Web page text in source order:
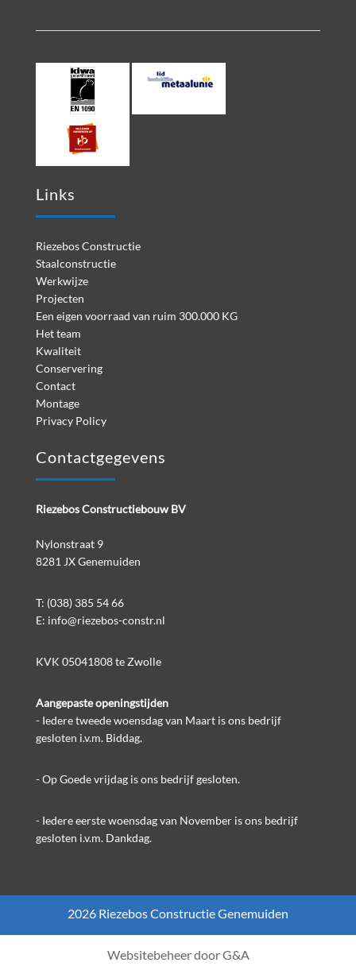
Links
Riezebos Constructie
Staalconstructie
Werkwijze
Projecten
Een eigen voorraad van ruim 300.000 KG
Het team
Kwaliteit
Conservering
Contact
Montage
Privacy Policy
Contactgegevens
Riezebos Constructiebouw BV
Nylonstraat 9
8281 JX Genemuiden
T: (038) 385 54 66
E: info@riezebos-constr.nl
KVK 05041808 te Zwolle
Aangepaste openingstijden
- Iedere tweede woensdag van Maart is ons bedrijf
gesloten i.v.m. Biddag.
- Op Goede vrijdag is ons bedrijf gesloten.
- Iedere eerste woensdag van November is ons bedrijf
gesloten i.v.m. Dankdag.
2026 Riezebos Constructie Genemuiden
Websitebeheer doorG&A